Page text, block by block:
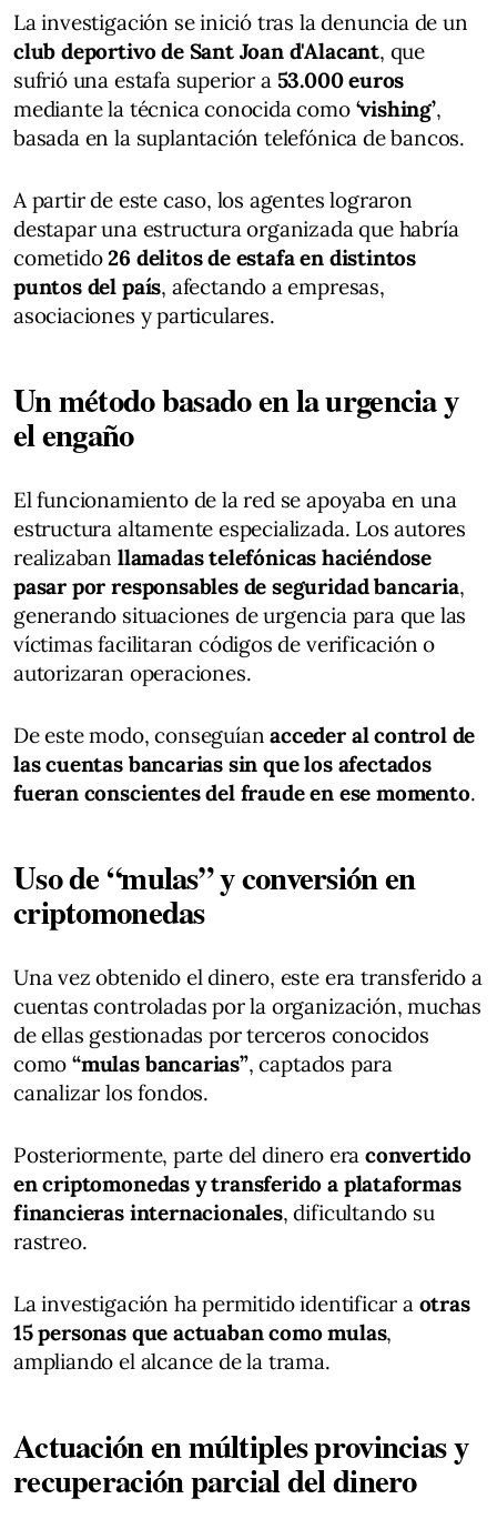
La investigación se inició tras la denuncia de un
club deportivo de Sant Joan d'Alacant, que
sufrió una estafa superior a 53.000 euros
mediante la técnica conocida como ‘vishing’,
basada en la suplantación telefónica de bancos.
A partir de este caso, los agentes lograron
destapar una estructura organizada que habría
cometido26 delitos de estafa en distintos
puntos del país, afectando a empresas,
asociaciones y particulares.
Un método basado en la urgencia y
el engaño
El funcionamiento de la red se apoyaba en una
estructura altamente especializada. Los autores
realizaban llamadas telefónicas haciéndose
pasar por responsables de seguridad bancaria,
generando situaciones de urgencia para que las
víctimas facilitaran códigos de verificación o
autorizaran operaciones.
De este modo, conseguíanacceder al control de
las cuentas bancarias sin que los afectados
fueran conscientes del fraude en ese momento.
Uso de “mulas” y conversión en
criptomonedas
Una vez obtenido el dinero, este era transferido a
cuentas controladas por la organización, muchas
de ellas gestionadas por terceros conocidos
como“mulas bancarias”, captados para
canalizar los fondos.
Posteriormente, parte del dinero era convertido
en criptomonedas y transferido a plataformas
financieras internacionales, dificultando su
rastreo.
La investigación ha permitido identificar a otras
15 personas que actuaban como mulas,
ampliando el alcance de la trama.
Actuación en múltiples provincias y
recuperación parcial del dinero